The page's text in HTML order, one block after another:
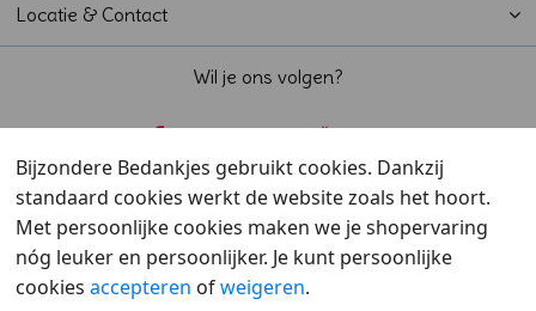
Locatie & Contact
Wil je ons volgen?
Bijzondere Bedankjes gebruikt cookies. Dankzij
standaard cookies werkt de website zoals het hoort.
Met persoonlijke cookies maken we je shopervaring
nóg leuker en persoonlijker. Je kunt persoonlijke
cookies accepteren ofweigeren.